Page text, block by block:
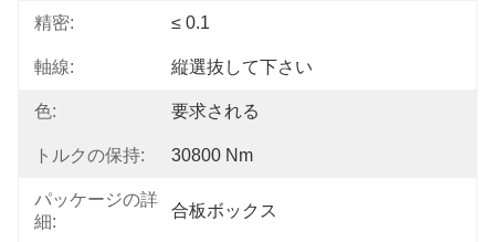
精密: ≤ 0.1
軸線: 縦選抜して下さい
色: 要求される
トルクの保持: 30800 Nm
パッケージの詳
細:
合板ボックス